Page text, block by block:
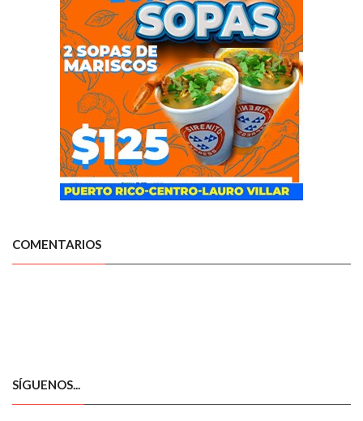
COMENTARIOS
SÍGUENOS...